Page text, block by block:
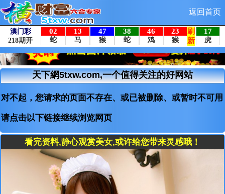
返回首页
天下網5txw.com,一个值得关注的好网站
对不起，您请求的页面不存在、或已被删除、或暂时不可用
请点击以下链接继续浏览网页
看完资料,静心观赏美女,或许给您带来灵感哦！